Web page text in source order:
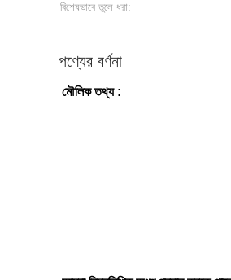
বিশেষভাবে তুলে ধরা:
পণ্যের বর্ণনা
মৌলিক তথ্য :